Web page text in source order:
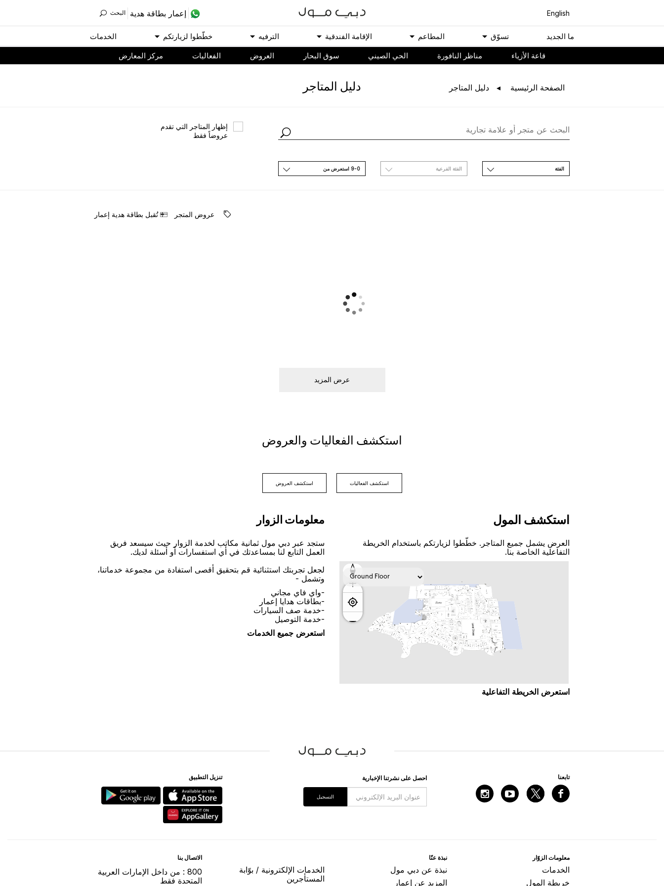
English ﺇﻋﻤﺎﺭ ﺑﻄﺎﻗﺔ ﻫﺪﻳﺔ اﻟﺒﺤﺚ
ﻣﺎ اﻟﺠﺪﻳﺪ ﺗﺴﻮّﻕ اﻟﻤﻄﺎﻋﻢ اﻹﻗﺎﻣﺔ اﻟﻔﻨﺪﻗﻴﺔ اﻟﺘﺮﻓﻴﻪ ﺧﻄّﻄﻮا ﻟﺰﻳﺎﺭﺗﻜﻢ اﻟﺨﺪﻣﺎﺕ
ﻗﺎﻋﺔ اﻷﺯﻳﺎء مناظر النافورة الحي الصيني سوق البحار اﻟﻌﺮﻭﺽ اﻟﻔﻌﺎﻟﻴﺎﺕ مركز المعارض
اﻟﺼﻔﺤﺔ اﻟﺮﺋﻴﺴﻴﺔ ﺩﻟﻴﻞ اﻟﻤﺘﺎﺟﺮ ﺩﻟﻴﻞ اﻟﻤﺘﺎﺟﺮ
ﺇﻇﻬﺎﺭ اﻟﻤﺘﺎﺟﺮ اﻟﺘﻲ ﺗﻘﺪﻡ
ﻋﺮﻭﺿﺎً ﻓﻘﻂ
اﻟﻔﺌﺔ اﻟﻔﺌﺔ اﻟﻔﺮﻋﻴﺔ 9-0 اﺳﺘﻌﺮﺽ ﻣﻦ
ﻋﺮﻭﺽ اﻟﻤﺘﺠﺮ ﺗُﻘﺒﻞ ﺑﻄﺎﻗﺔ ﻫﺪﻳﺔ ﺇﻋﻤﺎﺭ
ﻋﺮﺽ اﻟﻤﺰﻳﺪ
اﺳﺘﻜﺸﻒ اﻟﻔﻌﺎﻟﻴﺎﺕ ﻭاﻟﻌﺮﻭﺽ
اﺳﺘﻜﺸﻒ اﻟﻔﻌﺎﻟﻴﺎﺕ اﺳﺘﻜﺸﻒ اﻟﻌﺮﻭﺽ
اﺳﺘﻜﺸﻒ اﻟﻤﻮﻝ
اﻟﻌﺮﺽ ﻳﺸﻤﻞ ﺟﻤﻴﻊ اﻟﻤﺘﺎﺟﺮ. ﺧﻄّﻄﻮا ﻟﺰﻳﺎﺭﺗﻜﻢ ﺑﺎﺳﺘﺨﺪاﻡ اﻟﺨﺮﻳﻄﺔ
اﻟﺘﻔﺎﻋﻠﻴﺔ اﻟﺨﺎﺻﺔ ﺑﻨﺎ.
اﺳﺘﻌﺮﺽ اﻟﺨﺮﻳﻄﺔ اﻟﺘﻔﺎﻋﻠﻴﺔ
ﻣﻌﻠﻮﻣﺎﺕ اﻟﺰﻭاﺭ
ﺳﺘﺠﺪ ﻋﺒﺮ ﺩﺑﻲ ﻣﻮﻝ ﺛﻤﺎﻧﻴﺔ ﻣﻜﺎﺗﺐ ﻟﺨﺪﻣﺔ اﻟﺰﻭاﺭ ﺣﻴﺚ ﺳﻴﺴﻌﺪ ﻓﺮﻳﻖ
اﻟﻌﻤﻞ اﻟﺘﺎﺑﻊ ﻟﻨﺎ ﺑﻤﺴﺎﻋﺪﺗﻚ ﻓﻲ ﺃﻱ اﺳﺘﻔﺴﺎﺭاﺕ ﺃﻭ ﺃﺳﺌﻠﺔ ﻟﺪﻳﻚ.
ﻟﺠﻌﻞ ﺗﺠﺮﺑﺘﻚ اﺳﺘﺜﻨﺎﺋﻴﺔ ﻗﻢ ﺑﺘﺤﻘﻴﻖ ﺃﻗﺼﻰ اﺳﺘﻔﺎﺩﺓ ﻣﻦ ﻣﺠﻤﻮﻋﺔ ﺧﺪﻣﺎﺗﻨﺎ،
ﻭﺗﺸﻤﻞ -
-ﻭاﻱ ﻓﺎﻱ ﻣﺠﺎﻧﻲ
-ﺑﻄﺎﻗﺎﺕ ﻫﺪاﻳﺎ ﺇﻋﻤﺎﺭ
-ﺧﺪﻣﺔ ﺻﻒ اﻟﺴﻴﺎﺭاﺕ
-ﺧﺪﻣﺔ اﻟﺘﻮﺻﻴﻞ
اﺳﺘﻌﺮﺽ ﺟﻤﻴﻊ اﻟﺨﺪﻣﺎﺕ
ﺗﺎﺑﻌﻨﺎ اﺣﺼﻞ ﻋﻠﻰ ﻧﺸﺮﺗﻨﺎ اﻹﺧﺒﺎﺭﻳﺔ
اﻟﺘﺴﺠﻴﻞ
ﺗﻨﺰﻳﻞ اﻟﺘﻄﺒﻴﻖ
ﻣﻌﻠﻮﻣﺎﺕ اﻟﺰﻭّاﺭ
اﻟﺨﺪﻣﺎﺕ
ﺧﺮﻳﻄﺔ اﻟﻤﻮﻝ
ﻧﺒﺬﺓ ﻋﻨّﺎ
ﻧﺒﺬﺓ ﻋﻦ ﺩﺑﻲ ﻣﻮﻝ
المزيد عن إعمار
اﻟﺨﺪﻣﺎﺕ اﻹﻟﻜﺘﺮﻭﻧﻴﺔ / ﺑﻮّاﺑﺔ
اﻟﻤﺴﺘﺄﺟﺮﻳﻦ
اﻻﺗﺼﺎﻝ ﺑﻨﺎ
800 : ﻣﻦ ﺩاﺧﻞ اﻹﻣﺎﺭاﺕ اﻟﻌﺮﺑﻴﺔ
اﻟﻤﺘﺤﺪﺓ ﻓﻘﻂ